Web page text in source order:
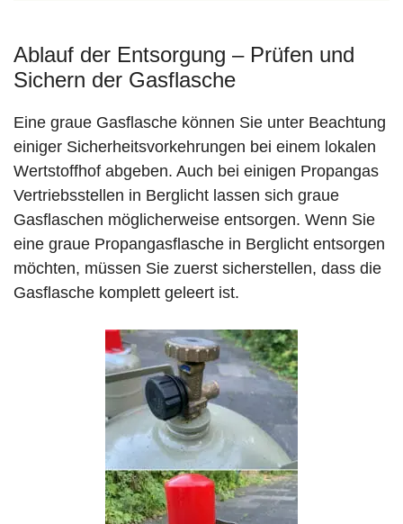
Ablauf der Entsorgung – Prüfen und
Sichern der Gasflasche
Eine graue Gasflasche können Sie unter Beachtung
einiger Sicherheitsvorkehrungen bei einem lokalen
Wertstoffhof abgeben. Auch bei einigen Propangas
Vertriebsstellen in Berglicht lassen sich graue
Gasflaschen möglicherweise entsorgen. Wenn Sie
eine graue Propangasflasche in Berglicht entsorgen
möchten, müssen Sie zuerst sicherstellen, dass die
Gasflasche komplett geleert ist.